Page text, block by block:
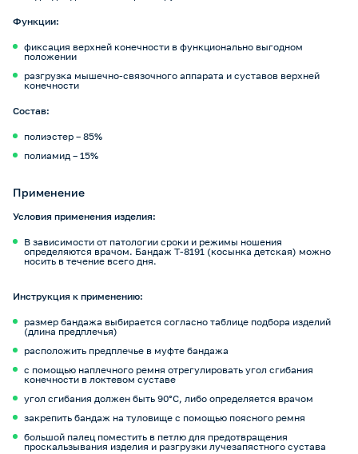
Функции:
фиксация верхней конечности в функционально выгодном
положении
разгрузка мышечно-связочного аппарата и суставов верхней
конечности
Cостав:
полиэстер – 85%
полиамид – 15%
Применение
Условия применения изделия:
В зависимости от патологии сроки и режимы ношения
определяются врачом. Бандаж Т-8191 (косынка детская) можно
носить в течение всего дня.
Инструкция к применению:
размер бандажа выбирается согласно таблице подбора изделий
(длина предплечья)
расположить предплечье в муфте бандажа
с помощью наплечного ремня отрегулировать угол сгибания
конечности в локтевом суставе
угол сгибания должен быть 90°С, либо определяется врачом
закрепить бандаж на туловище с помощью поясного ремня
большой палец поместить в петлю для предотвращения
проскальзывания изделия и разгрузки лучезапястного сустава